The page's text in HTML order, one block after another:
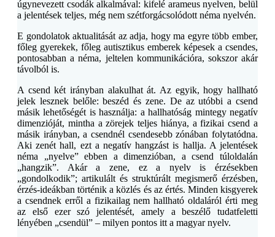
úgynevezett csodák alkalmával: kifelé arameus nyelven, belül
a jelentések teljes, még nem szétforgácsolódott néma nyelvén.
E gondolatok aktualitását az adja, hogy ma egyre több ember,
főleg gyerekek, főleg autisztikus emberek képesek a csendes,
pontosabban a néma, jeltelen kommunikációra, sokszor akár
távolból is.
A csend két irányban alakulhat át. Az egyik, hogy hallható
jelek lesznek belőle: beszéd és zene. De az utóbbi a csend
másik lehetőségét is használja: a hallhatóság mintegy negatív
dimenzióját, mintha a zörejek teljes hiánya, a fizikai csend a
másik irányban, a csendnél csendesebb zónában folytatódna.
Aki zenét hall, ezt a negatív hangzást is hallja. A jelentések
néma „nyelve” ebben a dimenzióban, a csend túloldalán
„hangzik”. Akár a zene, ez a nyelv is érzésekben
„gondolkodik”; artikulált és struktúrált megismerő érzésben,
érzés-ideákban történik a közlés és az értés. Minden kisgyerek
a csendnek erről a fizikailag nem hallható oldaláról érti meg
az első ezer szó jelentését, amely a beszélő tudatfeletti
lényében „csendül” – milyen pontos itt a magyar nyelv.